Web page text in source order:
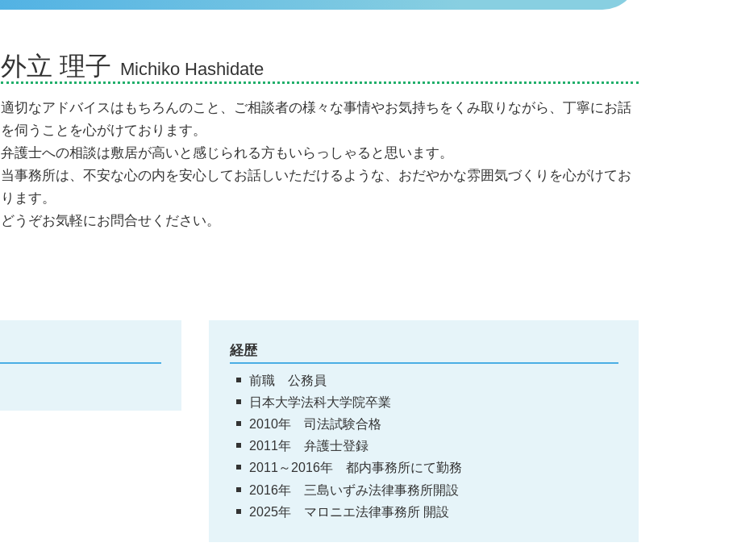
交通事故 慰謝料むちうち
人身事故 慰謝料
示談交渉
過失割合
追突事故 過失割合
遺産 孫 どのくらい
代襲相続 順位
外立 理子 Michiko Hashidate
適切なアドバイスはもちろんのこと、ご相談者の様々な事情やお気持ちをくみ取りながら、丁寧にお話
を伺うことを心がけております。
弁護士への相談は敷居が高いと感じられる方もいらっしゃると思います。
当事務所は、不安な心の内を安心してお話しいただけるような、おだやかな雰囲気づくりを心がけてお
ります。
どうぞお気軽にお問合せください。
経歴
前職 公務員
日本大学法科大学院卒業
2010年 司法試験合格
2011年 弁護士登録
2011～2016年 都内事務所にて勤務
2016年 三島いずみ法律事務所開設
2025年 マロニエ法律事務所 開設